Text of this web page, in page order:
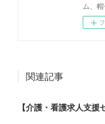
ム、
関連記事